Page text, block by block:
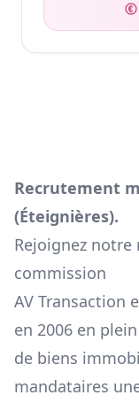
Recrutement
(Éteignières).
Rejoignez notre
commission
AV Transaction
en 2006 en
de biens
mandataires